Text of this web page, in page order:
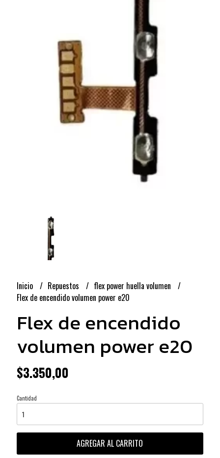
Inicio Repuestos
flex power huella volumen
Flex de encendido volumen power e20
Flex de encendido
volumen power e20
$3.350,00
Cantidad
AGREGAR AL CARRITO